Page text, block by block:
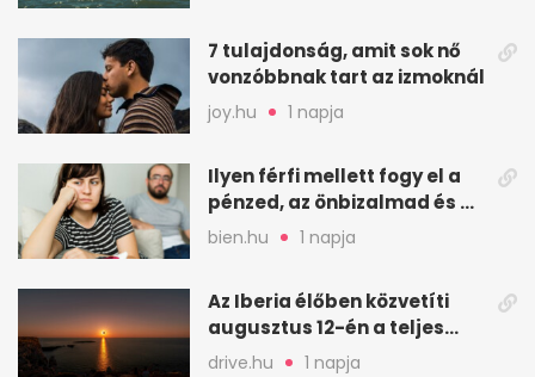
7 tulajdonság, amit sok nő
vonzóbbnak tart az izmoknál
joy.hu 1 napja
Ilyen férfi mellett fogy el a
pénzed, az önbizalmad és a
nyugalmad
bien.hu 1 napja
Az Iberia élőben közvetíti
augusztus 12-én a teljes
napfogyatkozást
drive.hu 1 napja